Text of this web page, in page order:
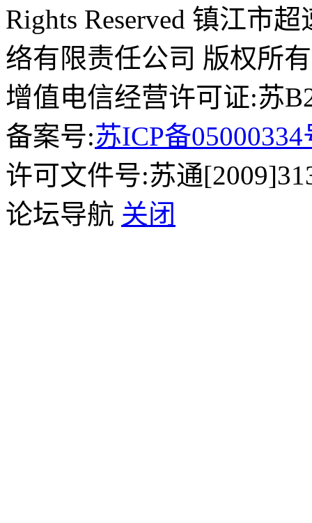
Rights Reserved 镇江市
络有限责任公司 版权所有
增值电信经营许可证:苏
备案号:苏ICP备05000334
许可文件号:苏通
论坛导航 关闭